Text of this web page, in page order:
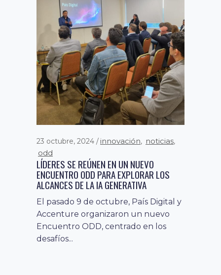
23 octubre, 2024 innovación, noticias,
odd
LÍDERES SE REÚNEN EN UN NUEVO
ENCUENTRO ODD PARA EXPLORAR LOS
ALCANCES DE LA IA GENERATIVA
El pasado 9 de octubre, País Digital y
Accenture organizaron un nuevo
Encuentro ODD, centrado en los
desafíos...
PAÍS DIGITAL PARTICIPA DE LAS
CELEBRACIONES DE INACAP ÑUÑOA POR EL
DÍA DE LAS NIÑAS EN LAS TIC
El evento contó con charlas
presentadas por especialistas en
tecnologías de la Información y las
Comunicaciones (TIC)...